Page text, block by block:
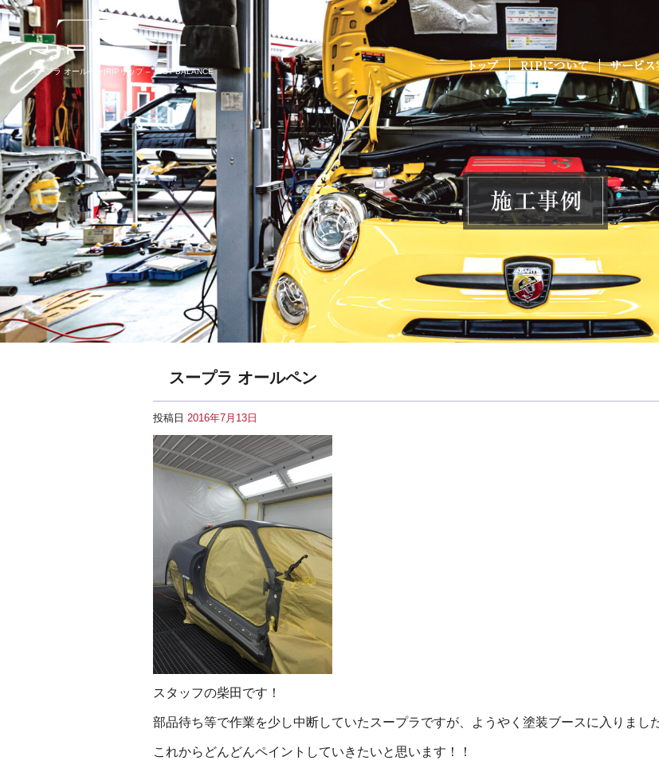
スープラ オールペン|RIPリップ – JUST BALANCE
スープラ オールペン
投稿日 2016年7月13日
スタッフの柴田です！
部品待ち等で作業を少し中断していたスープラですが、ようやく塗装ブースに入りまし
これからどんどんペイントしていきたいと思います！！